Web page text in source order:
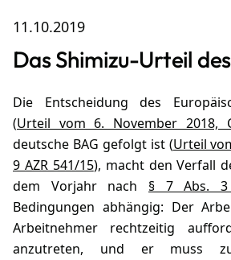
11.10.2019
Das Shimizu-Urteil
Die Entscheidung des
(Urteil vom 6. November 2018,
deutsche BAG gefolgt ist (Urteil
9 AZR 541/15), macht den Verfall
dem Vorjahr nach § 7 Abs. 3
Bedingungen abhängig: Der
Arbeitnehmer rechtzeitig
anzutreten, und er muss